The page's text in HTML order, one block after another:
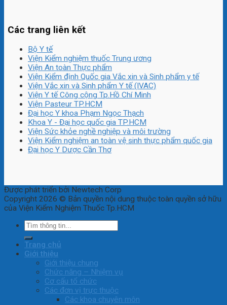
Các trang liên kết
Bộ Y tế
Viện Kiểm nghiệm thuốc Trung ương
Viện An toàn Thực phẩm
Viện Kiểm định Quốc gia Vắc xin và Sinh phẩm y tế
Viện Vắc xin và Sinh phẩm Y tế (IVAC)
Viện Y tế Công cộng Tp.Hồ Chí Minh
Viện Pasteur TP.HCM
Đại học Y khoa Phạm Ngọc Thạch
Khoa Y - Đại học quốc gia TP.HCM
Viện Sức khỏe nghề nghiệp và môi trường
Viện Kiểm nghiệm an toàn vệ sinh thực phẩm quốc gia
Đại học Y Dược Cần Thơ
Được phát triển bởi Newtech Corp
Copyright 2026 © Bản quyền nội dung thuộc toàn quyền sở hữu
của Viện Kiểm Nghiệm Thuốc Tp.HCM
Trang chủ
Giới thiệu
Giới thiệu chung
Chức năng – Nhiệm vụ
Cơ cấu tổ chức
Các đơn vị trực thuộc
Các khoa chuyên môn